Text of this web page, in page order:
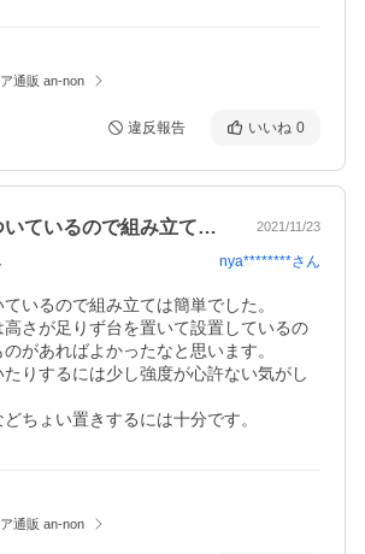
通販 an-non
違反報告 いいね 0
六角レンチもついているので組み立ては簡… 2021/11/23
nya********さん
いるので組み立ては簡単でした。
さが足りず台を置いて設置しているの
があればよかったなと思います。
りするには少し強度が心許ない気がし
ちょい置きするには十分です。
通販 an-non